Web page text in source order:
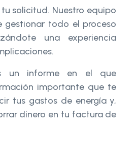
solicitud. Nuestro equipo
gestionar todo el proceso
una experiencia
un informe en el que
importante que te
tus gastos de energía y,
dinero en tu factura de